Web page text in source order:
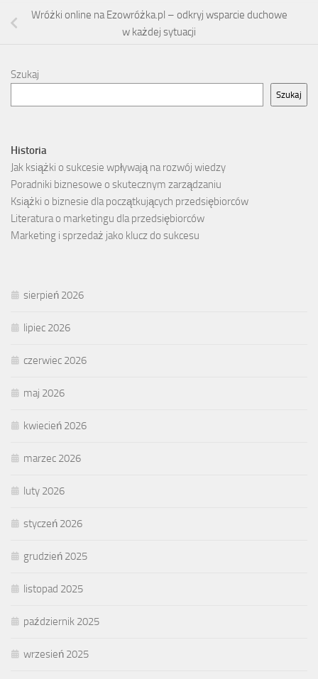
Wróżki online na Ezowróżka.pl – odkryj wsparcie duchowe
w każdej sytuacji
Szukaj
Szukaj
Historia
Jak książki o sukcesie wpływają na rozwój wiedzy
Poradniki biznesowe o skutecznym zarządzaniu
Książki o biznesie dla początkujących przedsiębiorców
Literatura o marketingu dla przedsiębiorców
Marketing i sprzedaż jako klucz do sukcesu
sierpień 2026
lipiec 2026
czerwiec 2026
maj 2026
kwiecień 2026
marzec 2026
luty 2026
styczeń 2026
grudzień 2025
listopad 2025
październik 2025
wrzesień 2025